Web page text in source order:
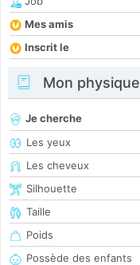
Mes amis
Inscrit le
Mon
Je cherche
Les yeux
Les cheveux
Silhouette
Taille
Poids
Possède des enfants